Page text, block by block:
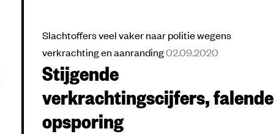
Slachtoffers veel vaker naar politie wegens
verkrachting en aanranding02.09.2020
Stijgende
verkrachtingscijfers, falende
opsporing